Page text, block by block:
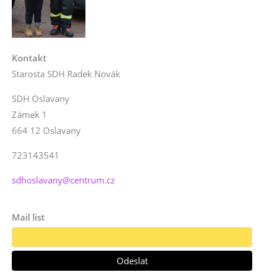
Kontakt
Starosta SDH Radek Novák
SDH Oslavany
Zámek 1
664 12 Oslavany
723143541
sdhoslavany@centrum.cz
Mail list